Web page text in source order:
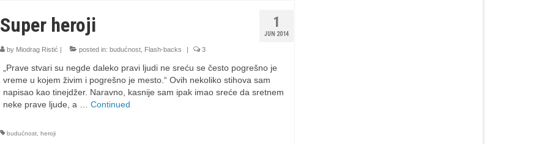
1
JUN 2014
Super heroji
by Miodrag Ristić | posted in: budućnost, Flash-backs | 3
„Prave stvari su negde daleko pravi ljudi ne sreću se često pogrešno je
vreme u kojem živim i pogrešno je mesto.“ Ovih nekoliko stihova sam
napisao kao tinejdžer. Naravno, kasnije sam ipak imao sreće da sretnem
neke prave ljude, a … Continued
budućnost, heroji